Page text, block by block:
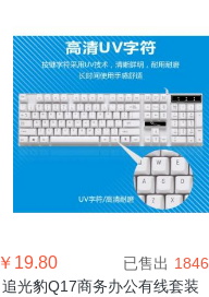
￥19.80 已售出 1846
追光豹Q17商务办公有线套装